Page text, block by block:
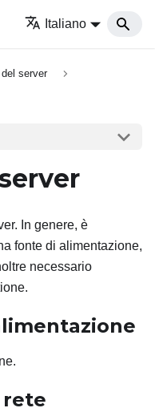
Italiano
server
In genere, è
fonte di alimentazione,
necessario
rete